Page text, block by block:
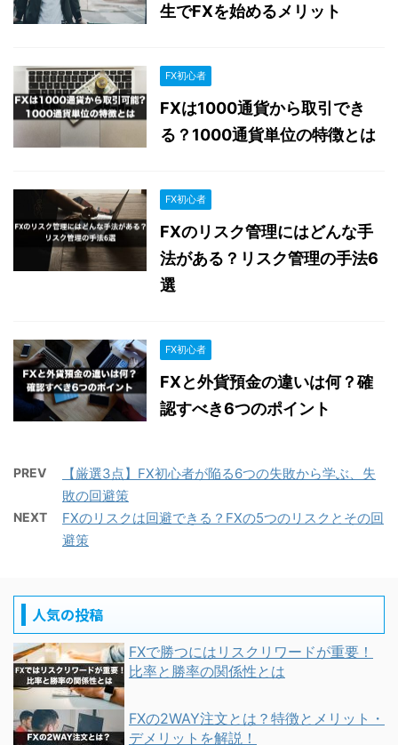
生でFXを始めるメリット
FX初心者
FXは1000通貨から取引でき
る？1000通貨単位の特徴とは
FX初心者
FXのリスク管理にはどんな手
法がある？リスク管理の手法6
選
FX初心者
FXと外貨預金の違いは何？確
認すべき6つのポイント
PREV
【厳選3点】FX初心者が陥る6つの失敗から学ぶ、失
敗の回避策
NEXT
FXのリスクは回避できる？FXの5つのリスクとその回
避策
人気の投稿
FXで勝つにはリスクリワードが重要！
比率と勝率の関係性とは
FXの2WAY注文とは？特徴とメリット・
デメリットを解説！